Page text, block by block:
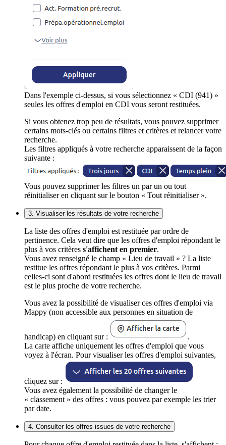
Dans l'exemple ci-dessus, si vous sélectionnez « CDI (941) »
seules les offres d'emploi en CDI vous seront restituées.
Si vous obtenez trop peu de résultats, vous pouvez supprimer
certains mots-clés ou certains filtres et critères et relancer votre
recherche.
Les filtres appliqués à votre recherche apparaissent de la façon
suivante :
Vous pouvez supprimer les filtres un par un ou tout
réinitialiser en cliquant sur le bouton « Tout réinitialiser ».
3. Visualiser les résultats de votre recherche
La liste des offres d'emploi est restituée par ordre de
pertinence. Cela veut dire que les offres d'emploi répondant le
plus à vos critères s'affichent en premier.
Vous avez renseigné le champ « Lieu de travail » ? La liste
restitue les offres répondant le plus à vos critères. Parmi
celles-ci sont d'abord restituées les offres dont le lieu de travail
est le plus proche de votre recherche.
Vous avez la possibilité de visualiser ces offres d'emploi via
Mappy (non accessible aux personnes en situation de
handicap) en cliquant sur :
.
La carte affiche uniquement les offres d'emploi que vous
voyez à l'écran. Pour visualiser les offres d'emploi suivantes,
cliquez sur :
Vous avez également la possibilité de changer le
« classement » des offres : vous pouvez par exemple les trier
par date.
4. Consulter les offres issues de votre recherche